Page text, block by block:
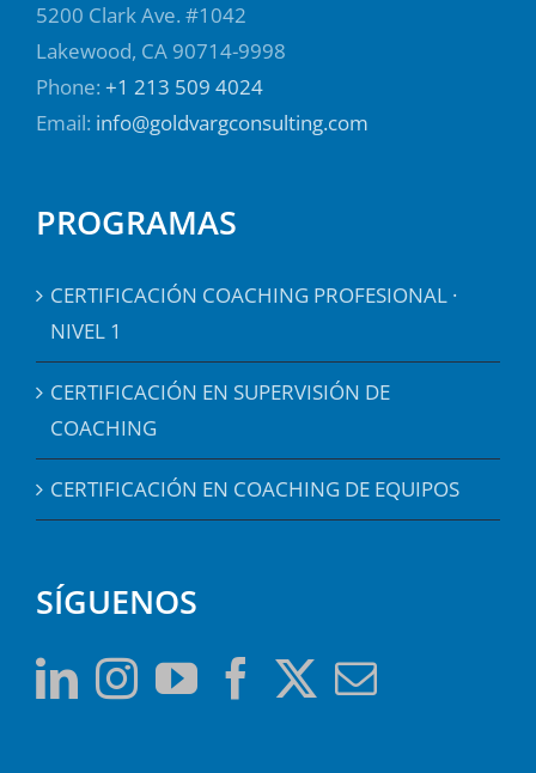
5200 Clark Ave. #1042
Lakewood, CA 90714-9998
Phone: +1 213 509 4024
Email: info@goldvargconsulting.com
PROGRAMAS
CERTIFICACIÓN COACHING PROFESIONAL ·
NIVEL 1
CERTIFICACIÓN EN SUPERVISIÓN DE
COACHING
CERTIFICACIÓN EN COACHING DE EQUIPOS
SÍGUENOS